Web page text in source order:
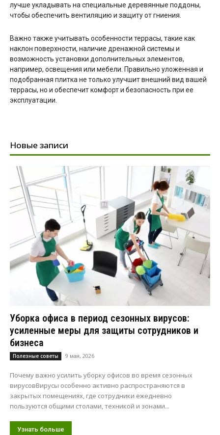
лучше укладывать на специальные деревянные поддоны,
чтобы обеспечить вентиляцию и защиту от гниения.
Важно также учитывать особенности террасы, такие как
наклон поверхности, наличие дренажной системы и
возможность установки дополнительных элементов,
например, освещения или мебели. Правильно уложенная и
подобранная плитка не только улучшит внешний вид вашей
террасы, но и обеспечит комфорт и безопасность при ее
эксплуатации.
Новые записи
Уборка офиса в период сезонных вирусов:
усиленные меры для защиты сотрудников и
бизнеса
Полезные советы 9 мая, 2026
Почему важно усилить уборку офисов во время сезонных
вирусовВирусы особенно активно распространяются в
закрытых помещениях, где сотрудники ежедневно
пользуются общими столами, техникой и зонами...
Узнать больше